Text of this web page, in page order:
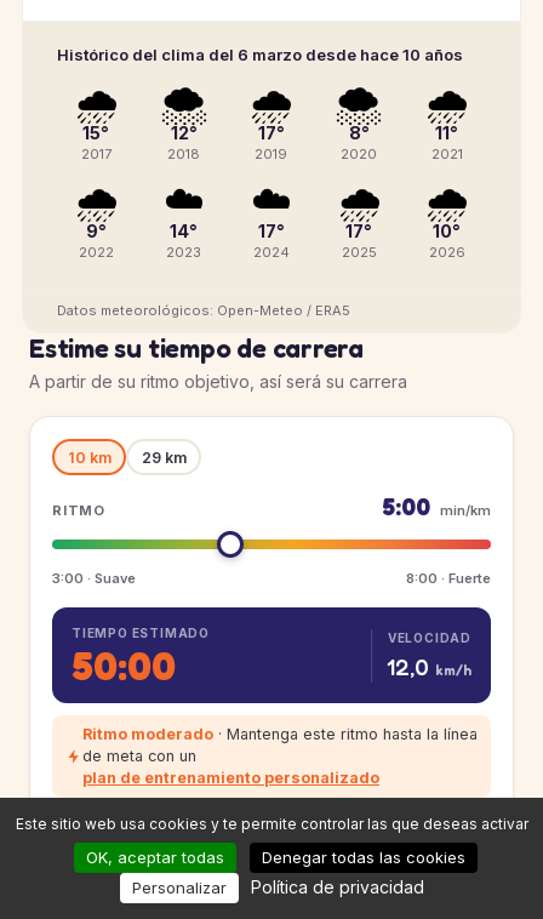
Histórico del clima del 6 marzo desde hace 10 años
🌧️
15°
2017
🌨️
12°
2018
🌧️
17°
2019
🌨️
8°
2020
🌧️
11°
2021
🌧️
9°
2022
☁️
14°
2023
☁️
17°
2024
🌧️
17°
2025
🌧️
10°
2026
Datos meteorológicos: Open-Meteo / ERA5
Estime su tiempo de carrera
A partir de su ritmo objetivo, así será su carrera
10 km 29 km
RITMO 5:00 min/km
3:00 · Suave 8:00 · Fuerte
TIEMPO ESTIMADO
50:00
VELOCIDAD
12,0 km/h
Ritmo moderado · Mantenga este ritmo hasta la línea
de meta con un
plan de entrenamiento personalizado
Preguntas y respuestas
Este sitio web usa cookies y te permite controlar las que deseas activar
OK, aceptar todas
Denegar todas las cookies
Personalizar
Política de privacidad